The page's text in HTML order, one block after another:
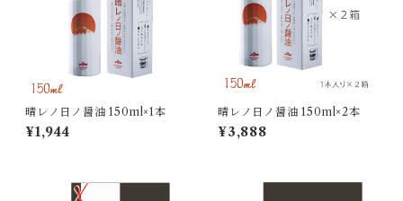
晴レノ日ノ醤油 150ml×1本
¥1,944
晴レノ日ノ醤油 150ml×2本
¥3,888